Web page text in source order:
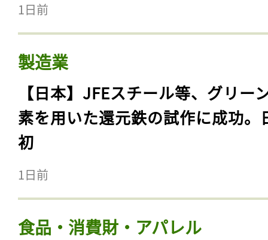
1日前
製造業
【日本】JFEスチール等、グリー
素を用いた還元鉄の試作に成功。
初
1日前
食品・消費財・アパレル